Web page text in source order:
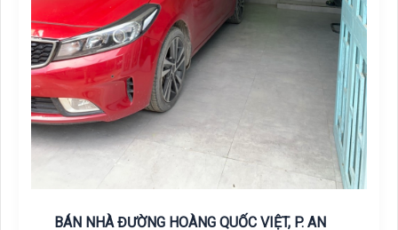
BÁN NHÀ ĐƯỜNG HOÀNG QUỐC VIỆT, P. AN